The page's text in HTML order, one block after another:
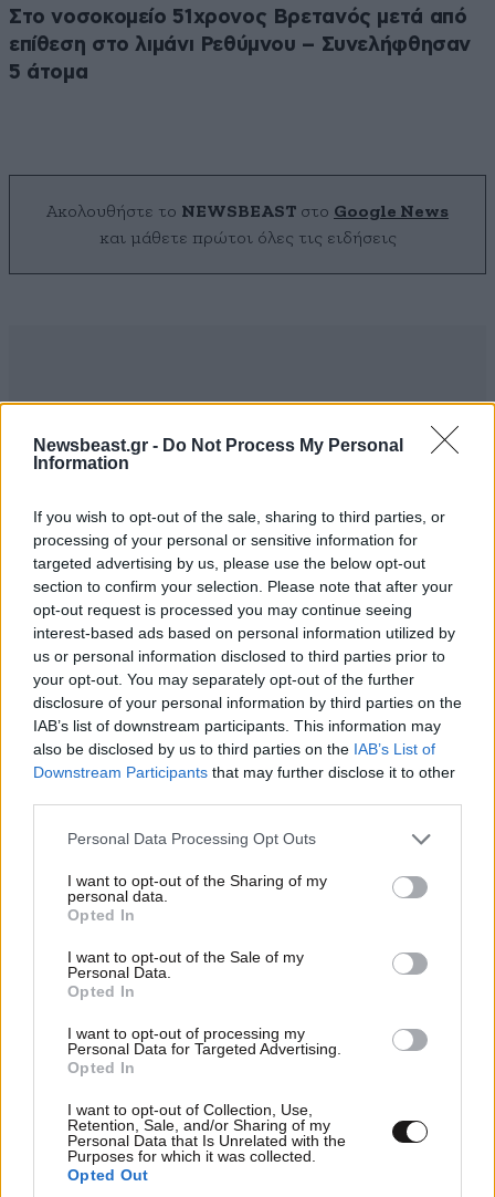
Newsbeast.gr - Do Not Process My Personal
Information
If you wish to opt-out of the sale, sharing to third parties, or
processing of your personal or sensitive information for
targeted advertising by us, please use the below opt-out
section to confirm your selection. Please note that after your
opt-out request is processed you may continue seeing
interest-based ads based on personal information utilized by
us or personal information disclosed to third parties prior to
your opt-out. You may separately opt-out of the further
disclosure of your personal information by third parties on the
IAB’s list of downstream participants. This information may
also be disclosed by us to third parties on the IAB’s List of
Downstream Participants that may further disclose it to other
Please note that this website/app uses one or more Google
not limited to your visit or usage behaviour. You may click to
grant or deny consent to Google and its third-party tags to
use your data for below specified purposes in below Google
consent section.
Personal Data Processing Opt Outs
I want to opt-out of the Sharing of my
personal data.
Opted In
I want to opt-out of the Sale of my
Personal Data.
Opted In
I want to opt-out of processing my
Personal Data for Targeted Advertising.
Opted In
I want to opt-out of Collection, Use,
Retention, Sale, and/or Sharing of my
Personal Data that Is Unrelated with the
Purposes for which it was collected.
Opted Out
Στο νοσοκομείο 51χρονος Βρετανός μετά από
επίθεση στο λιμάνι Ρεθύμνου – Συνελήφθησαν
5 άτομα
Ακολουθήστε το NEWSBEAST στο Google News
και μάθετε πρώτοι όλες τις ειδήσεις
ΣΧΌΛΙΑ ΑΝΑΓΝΩΣΤΏΝ
Διαβάστε και ακολουθήστε τους κανόνες σχολιασμού